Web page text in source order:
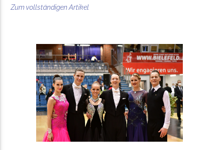
Zum vollständigen Artikel